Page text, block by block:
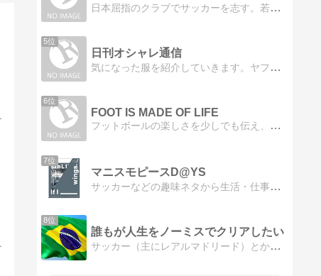
日本屈指のクラブでサッカーを志す。若くして引退しイングランドに渡り、英国立大学を卒業。スペイン等、欧州各地でジャーナリスト、サッカーコーチとしてキャリアを積む。
5位
日刊オシャレ通信
気になった服を紹介していきます。ヤフオク出品代行swish愛媛県松山市
6位
FOOT IS MADE OF LIFE
フットボールの楽しさを少しでも伝え、広めていければと思っています！日本でもフットボールを生活の一部に！！！
7位
マニスモピースD@YS
サッカーなどの趣味ネタから生活・仕事ネタまで、痒い所（欲しい情報）に手が届く。そんなブログです。
8位
誰もが人生をノーミスでクリアしたい
サッカー（主にレアルマドリード）とか音楽・作曲・ＤＴＭ関係のことについてのブログです。